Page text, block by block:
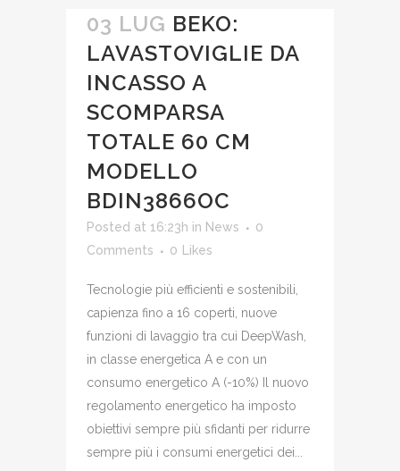
03 LUG BEKO:
LAVASTOVIGLIE DA
INCASSO A
SCOMPARSA
TOTALE 60 CM
MODELLO
BDIN3866OC
Posted at 16:23h in News
0
Comments
0 Likes
Tecnologie più efficienti e sostenibili,
capienza fino a 16 coperti, nuove
funzioni di lavaggio tra cui DeepWash,
in classe energetica A e con un
consumo energetico A (-10%) Il nuovo
regolamento energetico ha imposto
obiettivi sempre più sfidanti per ridurre
sempre più i consumi energetici dei...